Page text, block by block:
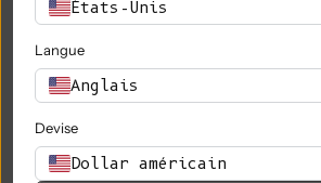
Rwanda (RWF FRw)
Samoa (WST T)
Saint-Marin (EUR €)
São Tomé & Príncipe (STD
États-Unis
Langue
Anglais
Devise
Dollar américain